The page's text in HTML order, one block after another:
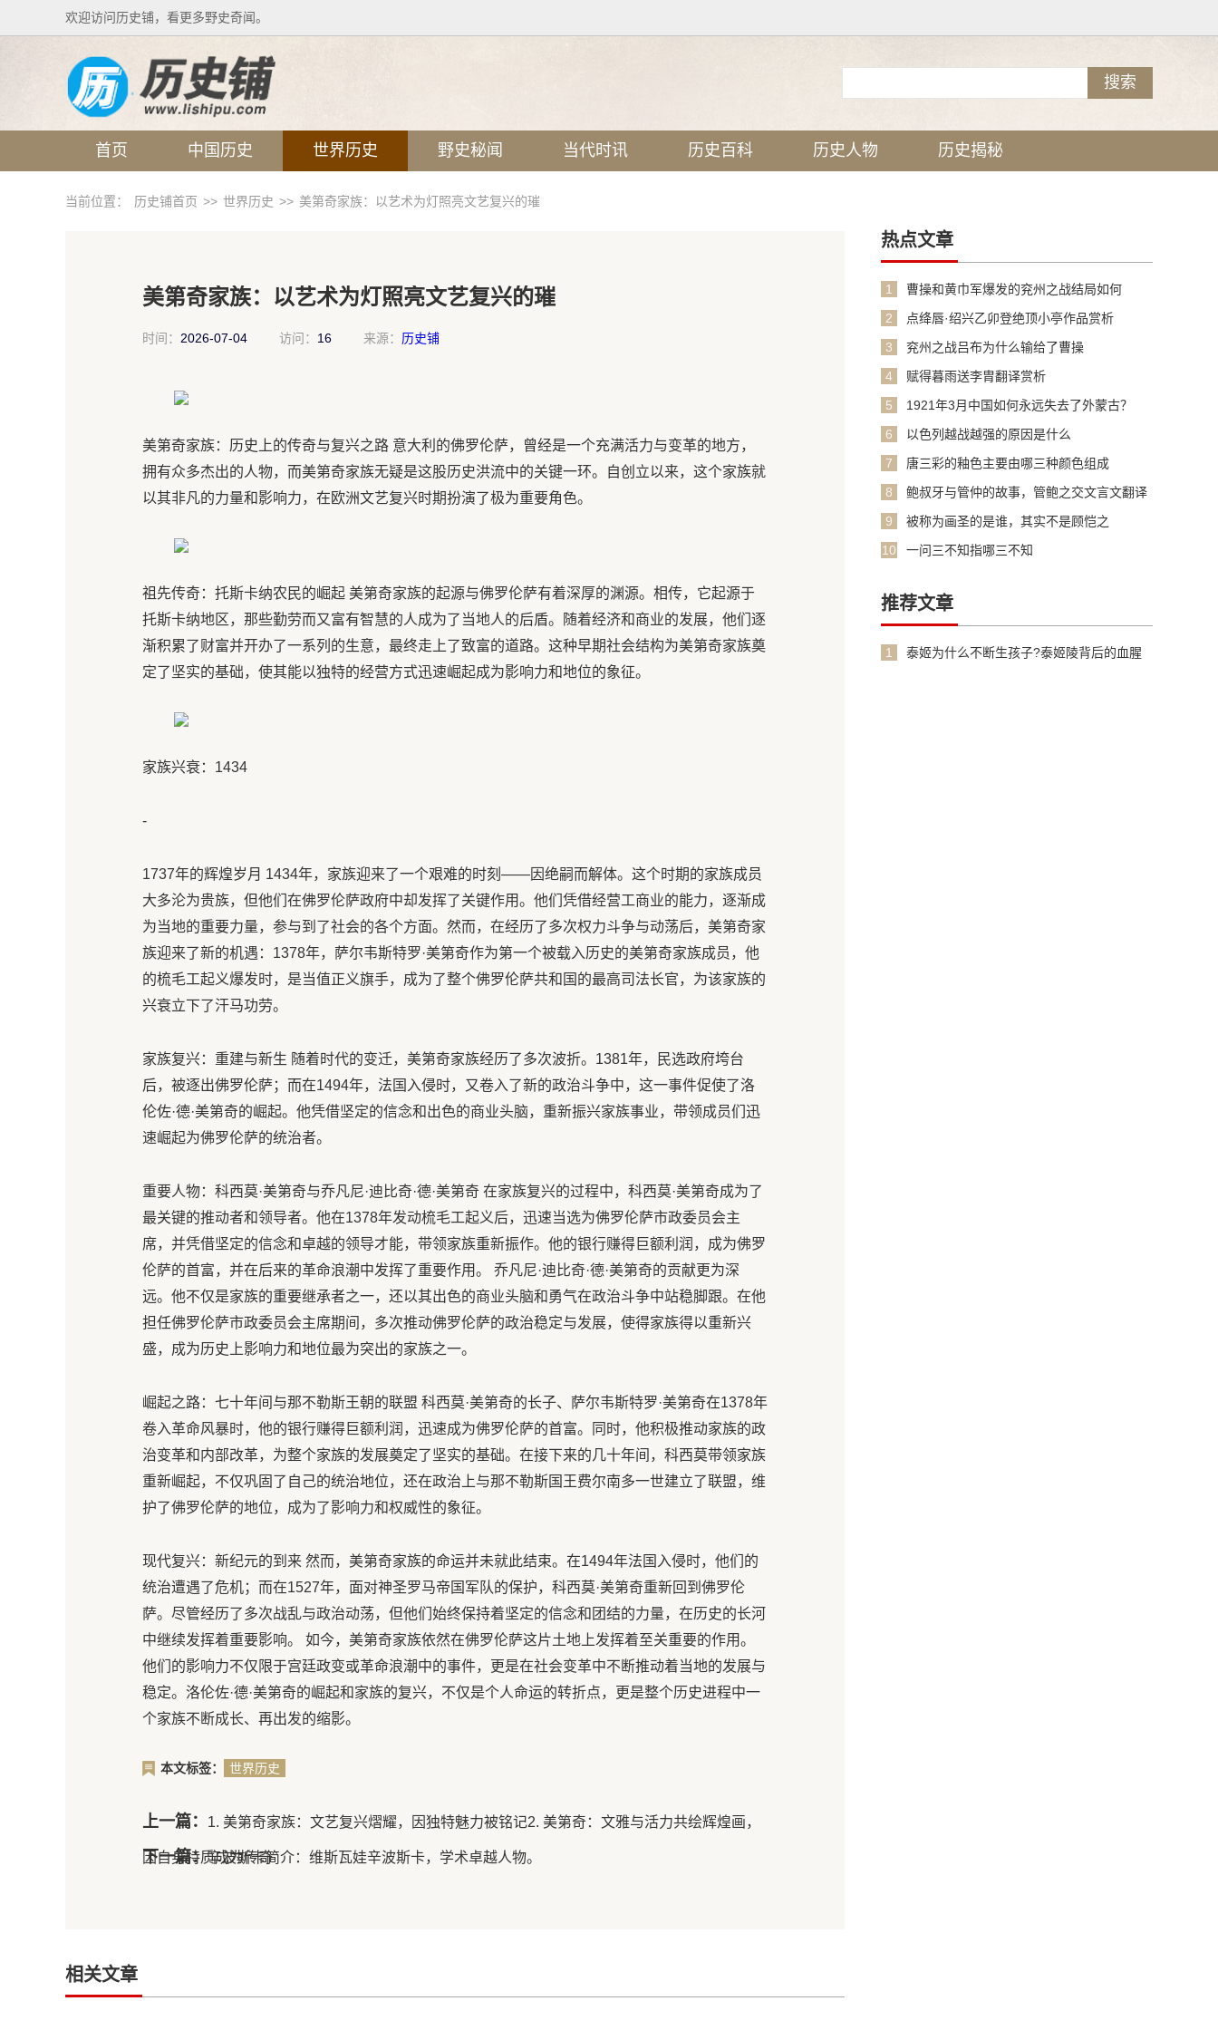
欢迎访问历史铺，看更多野史奇闻。
首页 中国历史 世界历史 野史秘闻 当代时讯 历史百科 历史人物 历史揭秘
当前位置： 历史铺首页 >> 世界历史 >> 美第奇家族：以艺术为灯照亮文艺复兴的璀
美第奇家族：以艺术为灯照亮文艺复兴的璀
时间： 2026-07-04 访问： 16 来源： 历史铺
美第奇家族：历史上的传奇与复兴之路 意大利的佛罗伦萨，曾经是一个充满活力与变革的地方，
拥有众多杰出的人物，而美第奇家族无疑是这股历史洪流中的关键一环。自创立以来，这个家族就
以其非凡的力量和影响力，在欧洲文艺复兴时期扮演了极为重要角色。
祖先传奇：托斯卡纳农民的崛起 美第奇家族的起源与佛罗伦萨有着深厚的渊源。相传，它起源于
托斯卡纳地区，那些勤劳而又富有智慧的人成为了当地人的后盾。随着经济和商业的发展，他们逐
渐积累了财富并开办了一系列的生意，最终走上了致富的道路。这种早期社会结构为美第奇家族奠
定了坚实的基础，使其能以独特的经营方式迅速崛起成为影响力和地位的象征。
家族兴衰：1434
-
1737年的辉煌岁月 1434年，家族迎来了一个艰难的时刻——因绝嗣而解体。这个时期的家族成员
大多沦为贵族，但他们在佛罗伦萨政府中却发挥了关键作用。他们凭借经营工商业的能力，逐渐成
为当地的重要力量，参与到了社会的各个方面。然而，在经历了多次权力斗争与动荡后，美第奇家
族迎来了新的机遇：1378年，萨尔韦斯特罗·美第奇作为第一个被载入历史的美第奇家族成员，他
的梳毛工起义爆发时，是当值正义旗手，成为了整个佛罗伦萨共和国的最高司法长官，为该家族的
兴衰立下了汗马功劳。
家族复兴：重建与新生 随着时代的变迁，美第奇家族经历了多次波折。1381年，民选政府垮台
后，被逐出佛罗伦萨；而在1494年，法国入侵时，又卷入了新的政治斗争中，这一事件促使了洛
伦佐·德·美第奇的崛起。他凭借坚定的信念和出色的商业头脑，重新振兴家族事业，带领成员们迅
速崛起为佛罗伦萨的统治者。
重要人物：科西莫·美第奇与乔凡尼·迪比奇·德·美第奇 在家族复兴的过程中，科西莫·美第奇成为了
最关键的推动者和领导者。他在1378年发动梳毛工起义后，迅速当选为佛罗伦萨市政委员会主
席，并凭借坚定的信念和卓越的领导才能，带领家族重新振作。他的银行赚得巨额利润，成为佛罗
伦萨的首富，并在后来的革命浪潮中发挥了重要作用。 乔凡尼·迪比奇·德·美第奇的贡献更为深
远。他不仅是家族的重要继承者之一，还以其出色的商业头脑和勇气在政治斗争中站稳脚跟。在他
担任佛罗伦萨市政委员会主席期间，多次推动佛罗伦萨的政治稳定与发展，使得家族得以重新兴
盛，成为历史上影响力和地位最为突出的家族之一。
崛起之路：七十年间与那不勒斯王朝的联盟 科西莫·美第奇的长子、萨尔韦斯特罗·美第奇在1378年
卷入革命风暴时，他的银行赚得巨额利润，迅速成为佛罗伦萨的首富。同时，他积极推动家族的政
治变革和内部改革，为整个家族的发展奠定了坚实的基础。在接下来的几十年间，科西莫带领家族
重新崛起，不仅巩固了自己的统治地位，还在政治上与那不勒斯国王费尔南多一世建立了联盟，维
护了佛罗伦萨的地位，成为了影响力和权威性的象征。
现代复兴：新纪元的到来 然而，美第奇家族的命运并未就此结束。在1494年法国入侵时，他们的
统治遭遇了危机；而在1527年，面对神圣罗马帝国军队的保护，科西莫·美第奇重新回到佛罗伦
萨。尽管经历了多次战乱与政治动荡，但他们始终保持着坚定的信念和团结的力量，在历史的长河
中继续发挥着重要影响。 如今，美第奇家族依然在佛罗伦萨这片土地上发挥着至关重要的作用。
他们的影响力不仅限于宫廷政变或革命浪潮中的事件，更是在社会变革中不断推动着当地的发展与
稳定。洛伦佐·德·美第奇的崛起和家族的复兴，不仅是个人命运的转折点，更是整个历史进程中一
个家族不断成长、再出发的缩影。
本文标签： 世界历史
上一篇： 1. 美第奇家族：文艺复兴熠耀，因独特魅力被铭记2. 美第奇：文雅与活力共绘辉煌画，
因自身特质成为传奇
下一篇：辛波斯卡简介：维斯瓦娃辛波斯卡，学术卓越人物。
相关文章
热点文章
1
曹操和黄巾军爆发的兖州之战结局如何
2
点绛唇·绍兴乙卯登绝顶小亭作品赏析
3
兖州之战吕布为什么输给了曹操
4
赋得暮雨送李胄翻译赏析
5
1921年3月中国如何永远失去了外蒙古？
6
以色列越战越强的原因是什么
7
唐三彩的釉色主要由哪三种颜色组成
8
鲍叔牙与管仲的故事，管鲍之交文言文翻译
9
被称为画圣的是谁，其实不是顾恺之
10
一问三不知指哪三不知
推荐文章
1
泰姬为什么不断生孩子?泰姬陵背后的血腥